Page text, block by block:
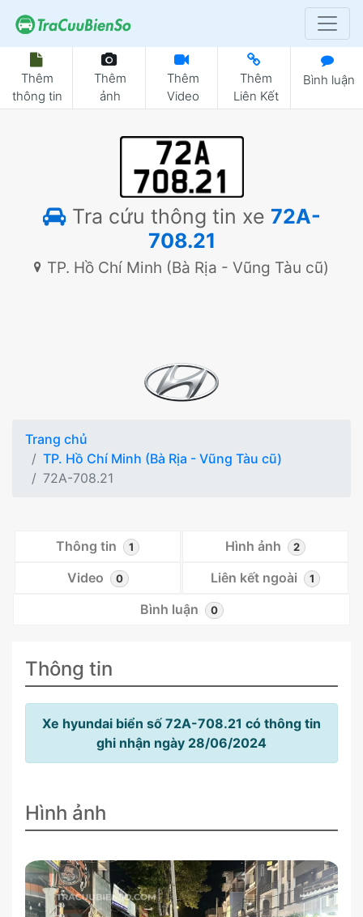
Thêm
thông tin
Thêm
ảnh
Thêm
Video
Thêm
Liên Kết
Bình luận
Tra cứu thông tin xe 72A-
708.21
TP. Hồ Chí Minh (Bà Rịa - Vũng Tàu cũ)
Trang chủ
TP. Hồ Chí Minh (Bà Rịa - Vũng Tàu cũ)
72A-708.21
Thông tin 1 Hình ảnh 2
Video 0 Liên kết ngoài 1
Bình luận 0
Thông tin
Xe hyundai biển số 72A-708.21 có thông tin
ghi nhận ngày 28/06/2024
Hình ảnh